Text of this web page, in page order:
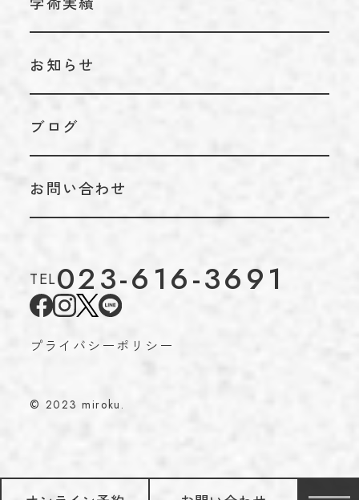
お知らせ
ブログ
お問い合わせ
TEL023-616-3691
プライバシーポリシー
© 2023 miroku.